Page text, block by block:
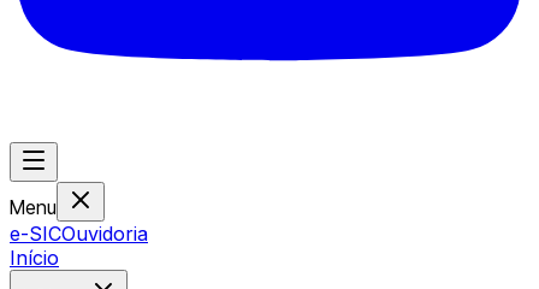
Menu
e-SICOuvidoria
Início